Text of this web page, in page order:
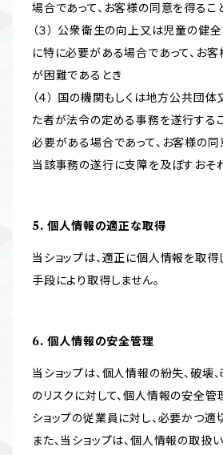
場合であって、お客様の同意を得るこ
（３） 公衆衛生の向上又は児童の健
に特に必要がある場合であって、お
が困難であるとき
（４） 国の機関もしくは地方公共団
た者が法令の定める事務を遂行する
必要がある場合であって、お客様の同
当該事務の遂行に支障を及ぼすおそ
5. 個人情報の適正な取得
当ショップは、適正に個人情報を取得
手段により取得しません。
6. 個人情報の安全管理
当ショップは、個人情報の紛失、破壊
のリスクに対して、個人情報の安全管
ショップの従業員に対し、必要かつ適
また、当ショップは、個人情報の取扱